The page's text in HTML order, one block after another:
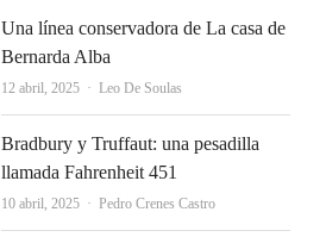
Una línea conservadora de La casa de
Bernarda Alba
12 abril, 2025 Autor
Leo De Soulas
Bradbury y Truffaut: una pesadilla
llamada Fahrenheit 451
10 abril, 2025 Autor
Pedro Crenes Castro